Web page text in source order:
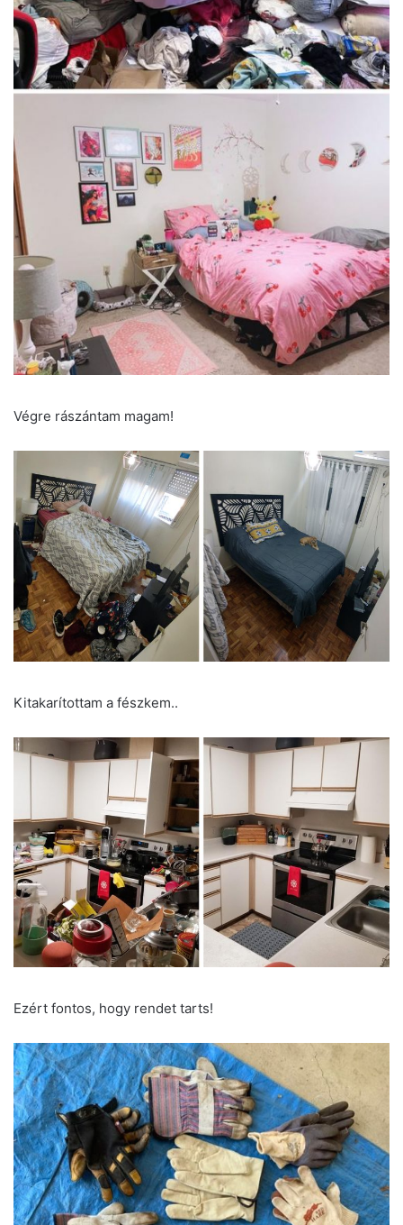
Végre rászántam magam!
Kitakarítottam a fészkem..
Ezért fontos, hogy rendet tarts!